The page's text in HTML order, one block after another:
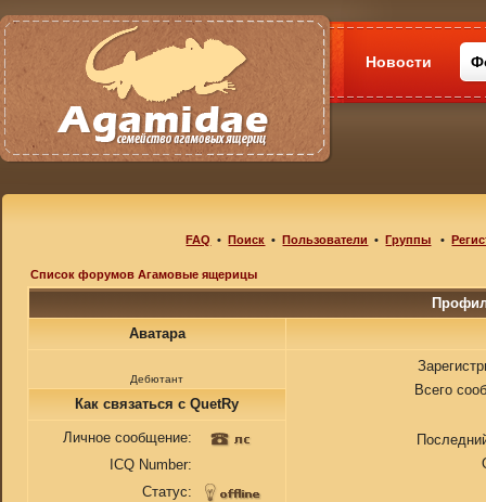
Новости
FAQ •Поиск •Пользователи •Группы •
Список форумов Агамовые ящерицы
Аватара
Дебютант
Всего
Как связаться с QuetRy
Личное сообщение:
ICQ Number:
Статус: